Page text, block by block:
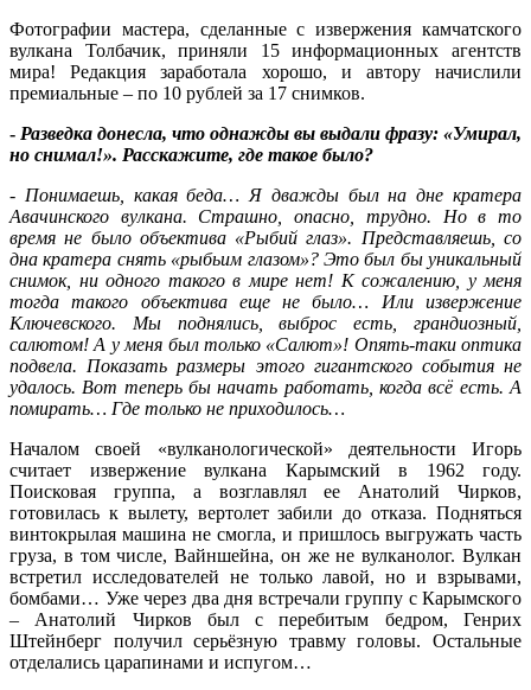
Фотографии мастера, сделанные с извержения камчатского
вулкана Толбачик, приняли 15 информационных агентств
мира! Редакция заработала хорошо, и автору начислили
премиальные – по 10 рублей за 17 снимков.
- Разведка донесла, что однажды вы выдали фразу: «Умирал,
но снимал!». Расскажите, где такое было?
- Понимаешь, какая беда… Я дважды был на дне кратера
Авачинского вулкана. Страшно, опасно, трудно. Но в то
время не было объектива «Рыбий глаз». Представляешь, со
дна кратера снять «рыбьим глазом»? Это был бы уникальный
снимок, ни одного такого в мире нет! К сожалению, у меня
тогда такого объектива еще не было… Или извержение
Ключевского. Мы поднялись, выброс есть, грандиозный,
салютом! А у меня был только «Салют»! Опять-таки оптика
подвела. Показать размеры этого гигантского события не
удалось. Вот теперь бы начать работать, когда всё есть. А
помирать… Где только не приходилось…
Началом своей «вулканологической» деятельности Игорь
считает извержение вулкана Карымский в 1962 году.
Поисковая группа, а возглавлял ее Анатолий Чирков,
готовилась к вылету, вертолет забили до отказа. Подняться
винтокрылая машина не смогла, и пришлось выгружать часть
груза, в том числе, Вайншейна, он же не вулканолог. Вулкан
встретил исследователей не только лавой, но и взрывами,
бомбами… Уже через два дня встречали группу с Карымского
– Анатолий Чирков был с перебитым бедром, Генрих
Штейнберг получил серьёзную травму головы. Остальные
отделались царапинами и испугом…